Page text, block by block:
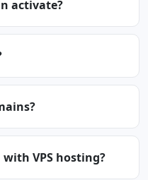
activate?
VPS hosting?